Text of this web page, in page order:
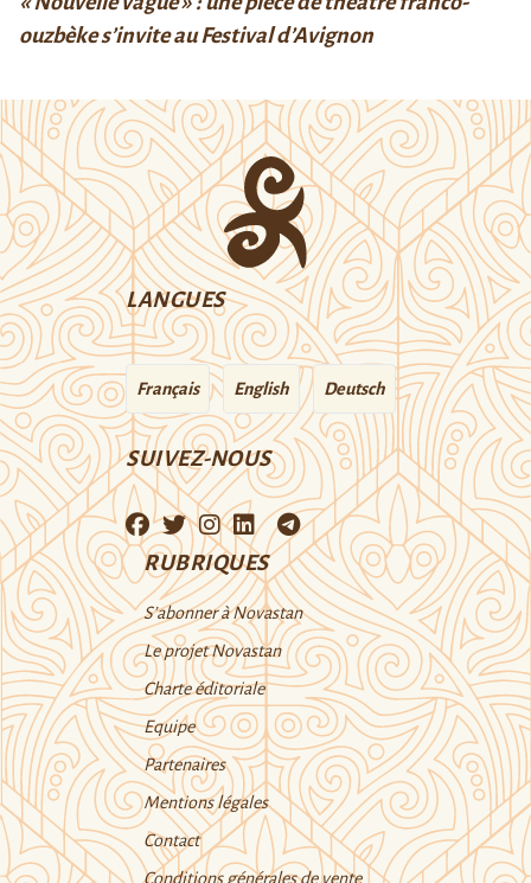
ouzbèke s’invite au Festival d’Avignon
LANGUES
Français English Deutsch
SUIVEZ-NOUS
RUBRIQUES
S’abonner à Novastan
Le projet Novastan
Charte éditoriale
Equipe
Partenaires
Mentions légales
Contact
Conditions générales de vente